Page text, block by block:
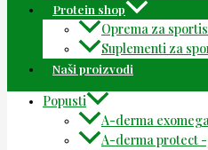
Protein shop
Oprema za
Suplementi za
Naši proizvodi
Popusti
A-derma
A-derma protect -